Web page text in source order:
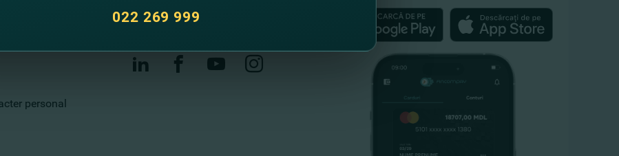
personal
Contacte
022 269 999